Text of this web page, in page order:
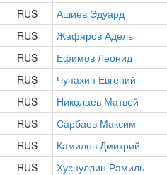
RUS Ашиев Эдуард
RUS Жафяров Адель
RUS Ефимов Леонид
RUS Чупахин Евгений
RUS Николаев Матвей
RUS Сарбаев Максим
RUS Камилов Дмитрий
RUS Хуснуллин Рамиль